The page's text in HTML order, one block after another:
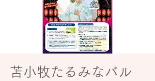
苫小牧たるみなバル